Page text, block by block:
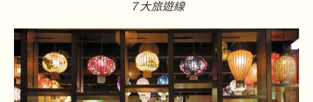
７大旅遊線